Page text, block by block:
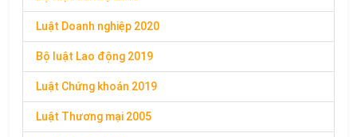
Luật Doanh nghiệp 2020
Bộ luật Lao động 2019
Luật Chứng khoán 2019
Luật Thương mại 2005